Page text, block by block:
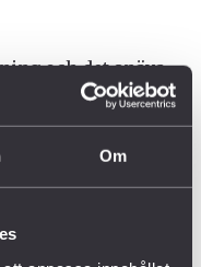
Om
och det snäva
är
ställas i
angrepp och
och istället
arbetet